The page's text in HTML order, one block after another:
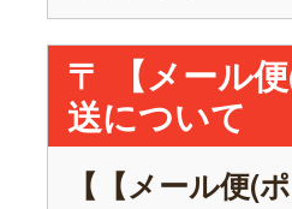
〒 【メール
送について
【【メール便(